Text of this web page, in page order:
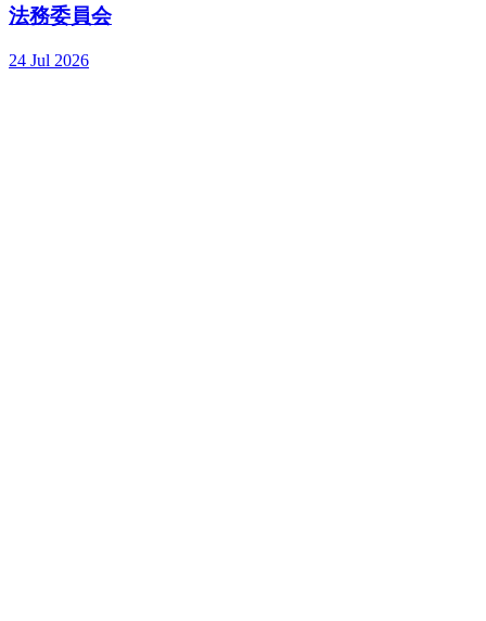
法務委員会
24 Jul 2026